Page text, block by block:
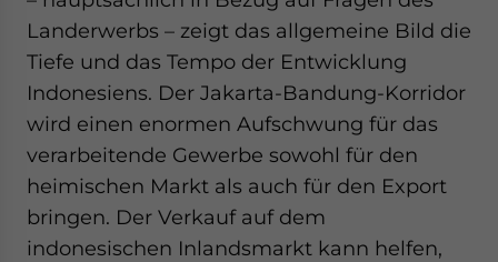
Landerwerbs – zeigt das allgemeine Bild die
Tiefe und das Tempo der Entwicklung
Indonesiens. Der Jakarta-Bandung-Korridor
wird einen enormen Aufschwung für das
verarbeitende Gewerbe sowohl für den
heimischen Markt als auch für den Export
bringen. Der Verkauf auf dem
indonesischen Inlandsmarkt kann helfen,